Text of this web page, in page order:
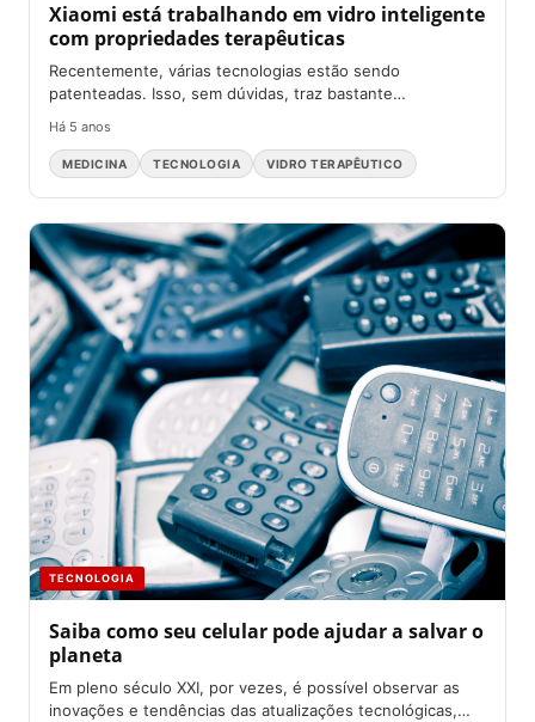
Xiaomi está trabalhando em vidro inteligente
com propriedades terapêuticas
Recentemente, várias tecnologias estão sendo
patenteadas. Isso, sem dúvidas, traz bastante
empolgação para todos os aficionados desse mundo...
Há 5 anos
MEDICINA TECNOLOGIA VIDRO TERAPÊUTICO
TECNOLOGIA
Saiba como seu celular pode ajudar a salvar o
planeta
Em pleno século XXI, por vezes, é possível observar as
inovações e tendências das atualizações tecnológicas,